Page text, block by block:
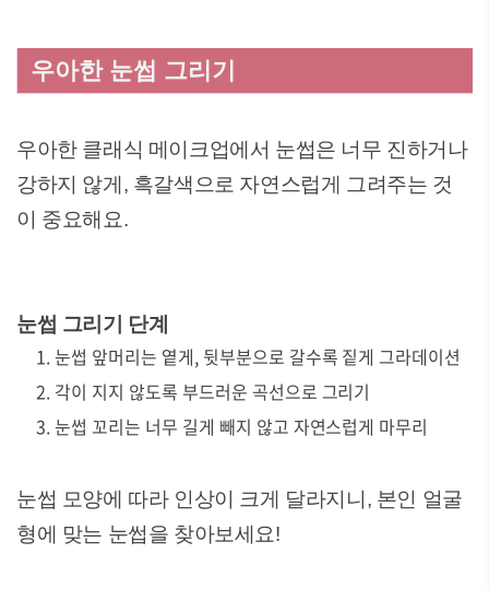
우아한 눈썹 그리기
우아한 클래식 메이크업에서 눈썹은 너무 진하거나
강하지 않게, 흑갈색으로 자연스럽게 그려주는 것
이 중요해요.
눈썹 그리기 단계
눈썹 앞머리는 옅게, 뒷부분으로 갈수록 짙게 그라데이션
각이 지지 않도록 부드러운 곡선으로 그리기
눈썹 꼬리는 너무 길게 빼지 않고 자연스럽게 마무리
눈썹 모양에 따라 인상이 크게 달라지니, 본인 얼굴
형에 맞는 눈썹을 찾아보세요!